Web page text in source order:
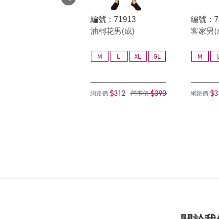
編號：71913
油桐花男(成)
M L XL GL
網路價 $312 門市價 $390
編號：
客家男(
M
網路價